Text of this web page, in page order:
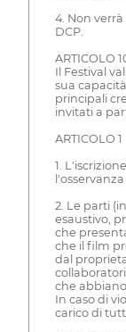
4. Non
DCP.
ARTICOLO
Il Festival
sua
principali
invitati a
ARTICOLO 1
1.
2. Le parti
esaustivo,
che
che il film
dal
che
In caso di
carico di